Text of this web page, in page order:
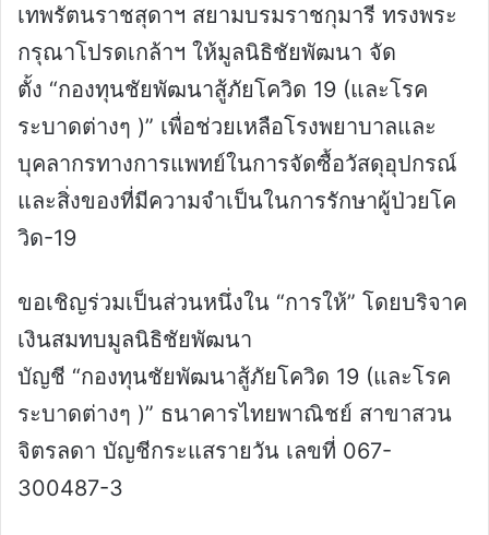
เทพรัตนราชสุดาฯ สยามบรมราชกุมารี ทรงพระ
กรุณาโปรดเกล้าฯ ให้มูลนิธิชัยพัฒนา จัด
ตั้ง “กองทุนชัยพัฒนาสู้ภัยโควิด 19 (และโรค
ระบาดต่างๆ )” เพื่อช่วยเหลือโรงพยาบาลและ
บุคลากรทางการแพทย์ในการจัดซื้อวัสดุอุปกรณ์
และสิ่งของที่มีความจำเป็นในการรักษาผู้ป่วยโค
วิด-19
ขอเชิญร่วมเป็นส่วนหนึ่งใน “การให้” โดยบริจาค
เงินสมทบมูลนิธิชัยพัฒนา
บัญชี “กองทุนชัยพัฒนาสู้ภัยโควิด 19 (และโรค
ระบาดต่างๆ )” ธนาคารไทยพาณิชย์ สาขาสวน
จิตรลดา บัญชีกระแสรายวัน เลขที่ 067-
300487-3